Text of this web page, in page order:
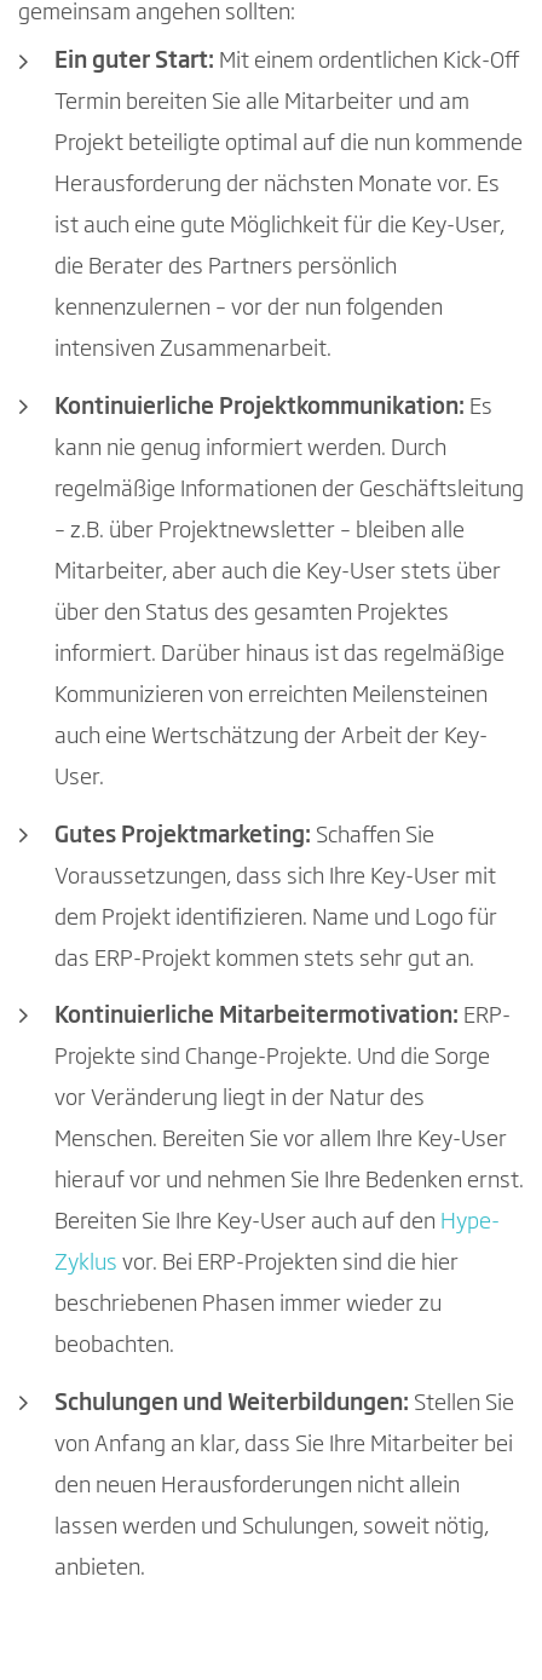
gemeinsam angehen sollten:
Ein guter Start: Mit einem ordentlichen Kick-Off
Termin bereiten Sie alle Mitarbeiter und am
Projekt beteiligte optimal auf die nun kommende
Herausforderung der nächsten Monate vor. Es
ist auch eine gute Möglichkeit für die Key-User,
die Berater des Partners persönlich
kennenzulernen – vor der nun folgenden
intensiven Zusammenarbeit.
Kontinuierliche Projektkommunikation: Es
kann nie genug informiert werden. Durch
regelmäßige Informationen der Geschäftsleitung
– z.B. über Projektnewsletter – bleiben alle
Mitarbeiter, aber auch die Key-User stets über
über den Status des gesamten Projektes
informiert. Darüber hinaus ist das regelmäßige
Kommunizieren von erreichten Meilensteinen
auch eine Wertschätzung der Arbeit der Key-
User.
Gutes Projektmarketing: Schaffen Sie
Voraussetzungen, dass sich Ihre Key-User mit
dem Projekt identifizieren. Name und Logo für
das ERP-Projekt kommen stets sehr gut an.
Kontinuierliche Mitarbeitermotivation: ERP-
Projekte sind Change-Projekte. Und die Sorge
vor Veränderung liegt in der Natur des
Menschen. Bereiten Sie vor allem Ihre Key-User
hierauf vor und nehmen Sie Ihre Bedenken ernst.
Bereiten Sie Ihre Key-User auch auf den Hype-
Zyklus vor. Bei ERP-Projekten sind die hier
beschriebenen Phasen immer wieder zu
beobachten.
Schulungen und Weiterbildungen: Stellen Sie
von Anfang an klar, dass Sie Ihre Mitarbeiter bei
den neuen Herausforderungen nicht allein
lassen werden und Schulungen, soweit nötig,
anbieten.